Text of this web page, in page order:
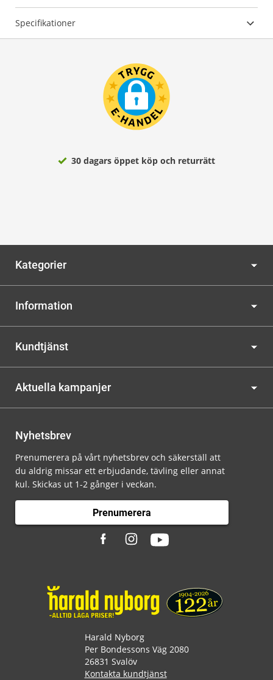
Specifikationer
30 dagars öppet köp och returrätt
Kategorier
Information
Kundtjänst
Aktuella kampanjer
Nyhetsbrev
Prenumerera på vårt nyhetsbrev och säkerställ att
du aldrig missar ett erbjudande, tävling eller annat
kul. Skickas ut 1-2 gånger i veckan.
Prenumerera
Harald Nyborg
Per Bondessons Väg 2080
26831 Svalöv
Kontakta kundtjänst